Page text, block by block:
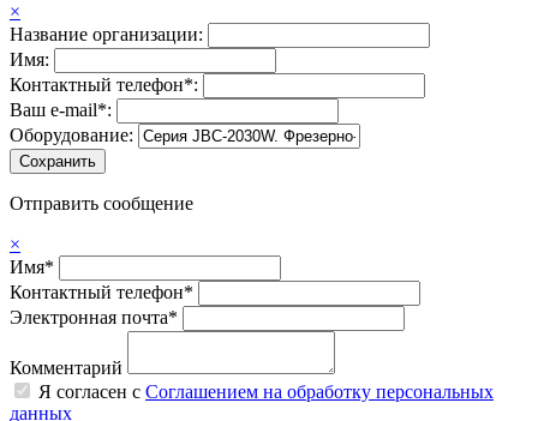
×
Название организации:
Имя:
Контактный телефон*:
Ваш e-mail*:
Оборудование:
Отправить сообщение
×
Имя*
Контактный телефон*
Электронная почта*
Комментарий
Я согласен с Соглашением на обработку персональных
данных